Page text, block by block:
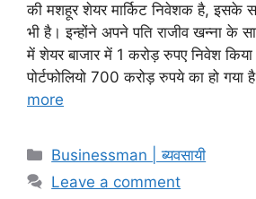
की मशहूर शेयर मार्किट निवेशक है, इसके
भी है। इन्होंने अपने पति राजीव खन्ना के
में शेयर बाजार में 1 करोड़ रुपए निवेश
पोर्टफोलियो 700 करोड़ रुपये का हो
more
Categories
Businessman | ब्यवसायी
Leave a comment